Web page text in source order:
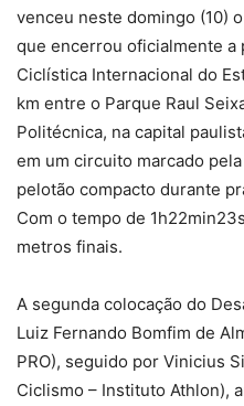
venceu neste domingo (10)
que encerrou oficialmente a
Ciclística Internacional do
km entre o Parque Raul
Politécnica, na capital
em um circuito marcado
pelotão compacto durante
Com o tempo de
metros finais.
A segunda colocação do
Luiz Fernando Bomfim de
PRO), seguido por Vinicius
Ciclismo – Instituto Athlon),